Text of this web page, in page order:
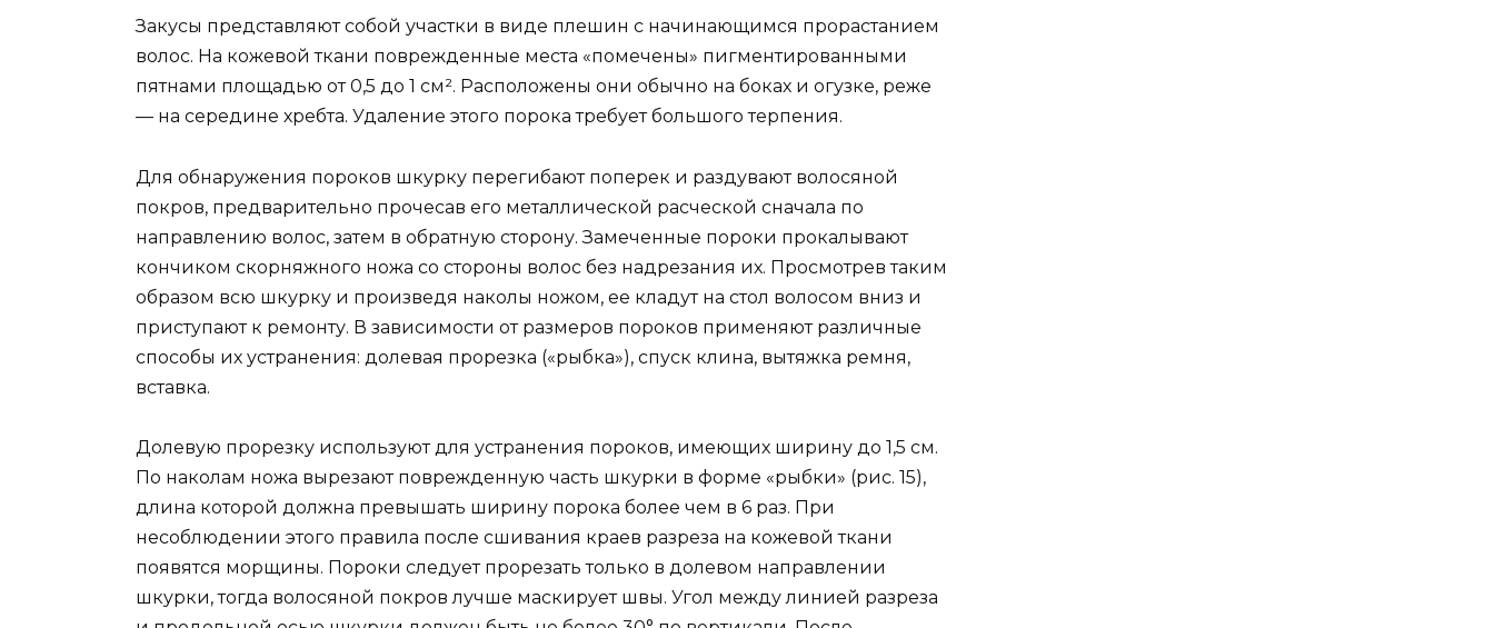
Закусы представляют собой участки в виде плешин с начинающимся прорастанием
волос. На кожевой ткани поврежденные места «помечены» пигментированными
пятнами площадью от 0,5 до 1 см². Расположены они обычно на боках и огузке, реже
— на середине хребта. Удаление этого порока требует большого терпения.
Для обнаружения пороков шкурку перегибают поперек и раздувают волосяной
покров, предварительно прочесав его металлической расческой сначала по
направлению волос, затем в обратную сторону. Замеченные пороки прокалывают
кончиком скорняжного ножа со стороны волос без надрезания их. Просмотрев таким
образом всю шкурку и произведя наколы ножом, ее кладут на стол волосом вниз и
приступают к ремонту. В зависимости от размеров пороков применяют различные
способы их устранения: долевая прорезка («рыбка»), спуск клина, вытяжка ремня,
вставка.
Долевую прорезку используют для устранения пороков, имеющих ширину до 1,5 см.
По наколам ножа вырезают поврежденную часть шкурки в форме «рыбки» (рис. 15),
длина которой должна превышать ширину порока более чем в 6 раз. При
несоблюдении этого правила после сшивания краев разреза на кожевой ткани
появятся морщины. Пороки следует прорезать только в долевом направлении
шкурки, тогда волосяной покров лучше маскирует швы. Угол между линией разреза